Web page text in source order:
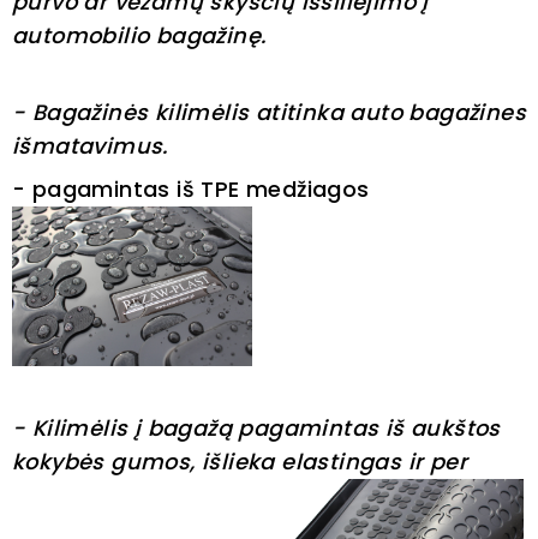
automobilio bagažinę.
- Bagažinės kilimėlis atitinka auto bagažines
išmatavimus.
- pagamintas iš TPE medžiagos
- Kilimėlis į bagažą pagamintas iš aukštos
kokybės gumos, išlieka elastingas ir per